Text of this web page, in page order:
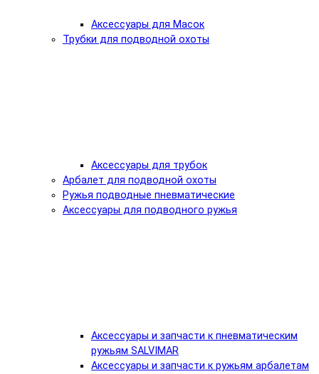
Аксессуары для Масок
Трубки для подводной охоты
Аксессуары для трубок
Арбалет для подводной охоты
Ружья подводные пневматические
Аксессуары для подводного ружья
Аксессуары и запчасти к пневматическим
ружьям SALVIMAR
Аксессуары и запчасти к ружьям арбалетам